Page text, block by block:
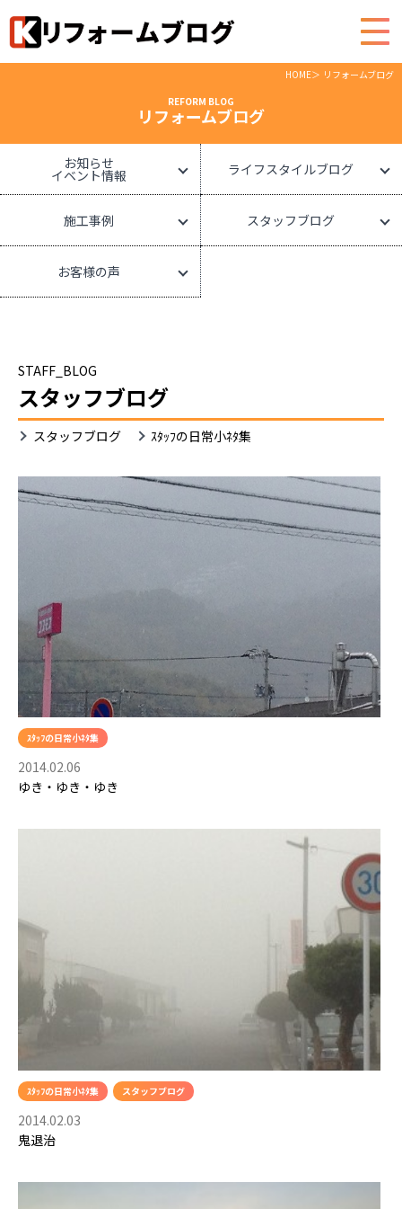
REFORM BLOG
リフォームブログ
HOME リフォームブログ
お知らせ
イベント情報 ライフスタイルブログ
施工事例 スタッフブログ
お客様の声
STAFF_BLOG
スタッフブログ
ｽ
ﾀ
の
集
スタッフブログ ｽﾀｯﾌの日常小ﾈﾀ集
ｽﾀｯﾌの日常小ﾈﾀ集
2014.02.06
ゆき・ゆき・ゆき
ｽﾀｯﾌの日常小ﾈﾀ集 スタッフブログ
2014.02.03
鬼退治